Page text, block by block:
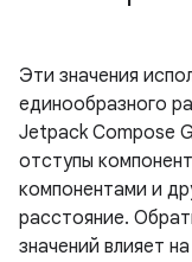
Эти значения
единообразного
Jetpack Compose
отступы
компонентами и
расстояние.
значений влияет